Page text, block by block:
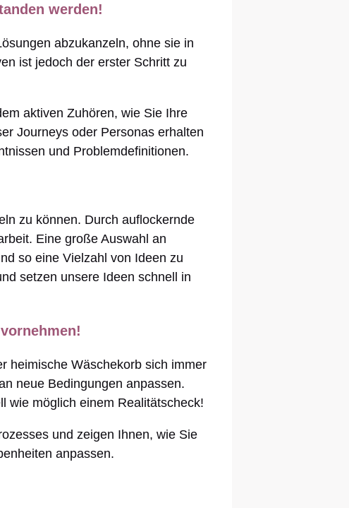
werden!
abzukanzeln, ohne sie in
ist jedoch der erster Schritt zu
aktiven Zuhören, wie Sie Ihre
Journeys oder Personas erhalten
und Problemdefinitionen.
zu können. Durch auflockernde
Eine große Auswahl an
so eine Vielzahl von Ideen zu
setzen unsere Ideen schnell in
heimische Wäschekorb sich immer
neue Bedingungen anpassen.
wie möglich einem Realitätscheck!
und zeigen Ihnen, wie Sie
anpassen.